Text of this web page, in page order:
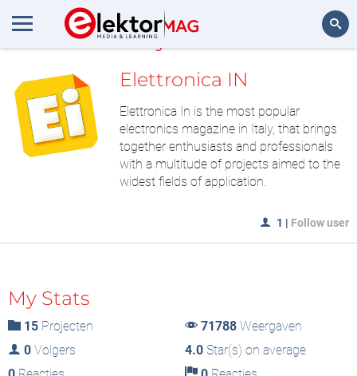
MijnLAB
Elettronica IN
Elettronica In is the most popular
electronics magazine in Italy, that brings
together enthusiasts and professionals
with a multitude of projects aimed to the
widest fields of application.
1 | Follow user
My Stats
15 Projecten 71788Weergaven
0 Volgers 4.0Star(s) on average